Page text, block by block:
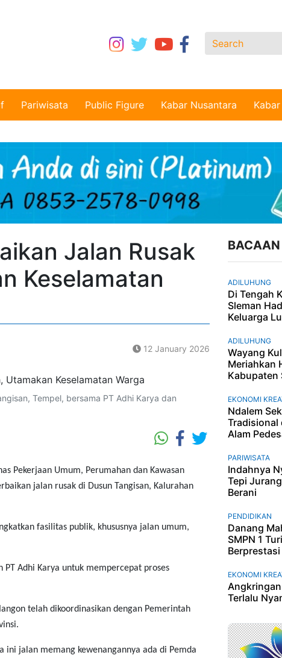
Pariwisata Public Figure Kabar Nusantara
Jalan Rusak
Keselamatan
12 January 2026
Tempel, bersama PT Adhi Karya dan
Pekerjaan Umum, Perumahan dan Kawasan
jalan rusak di Dusun Tangisan, Kalurahan
fasilitas publik, khususnya jalan umum,
Adhi Karya untuk mempercepat proses
telah dikoordinasikan dengan Pemerintah
ini jalan memang kewenangannya ada di Pemda
BACAAN
ADILUHUNG
Di Tengah
Sleman
Keluarga
ADILUHUNG
Wayang
Meriahkan
Kabupaten
EKONOMI
Ndalem
Tradisional
Alam
PARIWISATA
Indahnya
Tepi
Berani
PENDIDIKAN
Danang
SMPN 1
Berprestasi
EKONOMI
Angkringan
Terlalu